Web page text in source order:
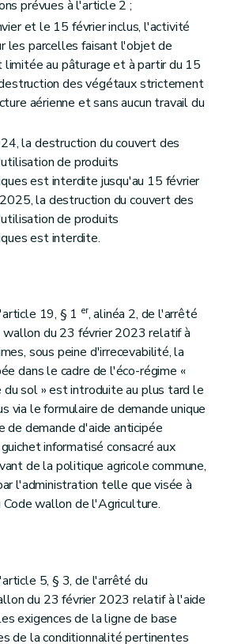
prévues à l'article 2 ;
et le 15 février inclus, l'activité
les parcelles faisant l'objet de
au pâturage et à partir du 15
des végétaux strictement
aérienne et sans aucun travail du
la destruction du couvert des
de produits
est interdite jusqu'au 15 février
la destruction du couvert des
de produits
est interdite.
19, § 1 er, alinéa 2, de l'arrêté
wallon du 23 février 2023 relatif à
sous peine d'irrecevabilité, la
dans le cadre de l'éco-régime «
du sol » est introduite au plus tard le
via le formulaire de demande unique
de demande d'aide anticipée
informatisé consacré aux
de la politique agricole commune,
l'administration telle que visée à
Code wallon de l'Agriculture.
5, § 3, de l'arrêté du
du 23 février 2023 relatif à l'aide
exigences de la ligne de base
de la conditionnalité pertinentes